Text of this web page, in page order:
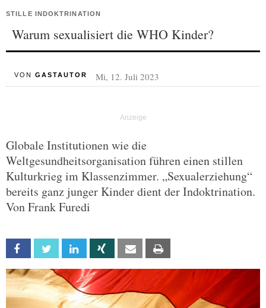
STILLE INDOKTRINATION
Warum sexualisiert die WHO Kinder?
VON GASTAUTOR Mi, 12. Juli 2023
Globale Institutionen wie die
Weltgesundheitsorganisation führen einen stillen
Kulturkrieg im Klassenzimmer. „Sexualerziehung“
bereits ganz junger Kinder dient der Indoktrination.
Von Frank Furedi
Facebook Twitter Linkedin Xing Email